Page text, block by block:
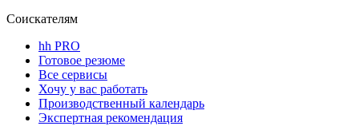
Соискателям
hh PRO
Готовое резюме
Все сервисы
Хочу у вас работать
Производственный календарь
Экспертная рекомендация